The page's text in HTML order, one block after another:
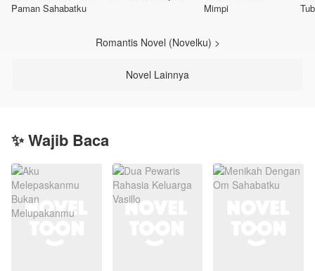
Paman Sahabatku
Mimpi
Romantis Novel (Novelku) >
Novel Lainnya
✨ Wajib Baca